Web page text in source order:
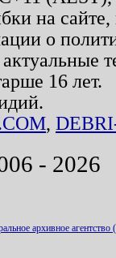
на
о
16 лет.
,
- 2026